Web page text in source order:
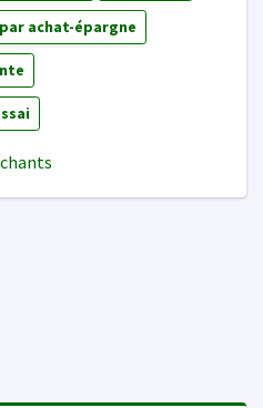
achat-épargne